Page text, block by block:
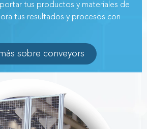
tus productos y materiales de
tus resultados y procesos con
sobre conveyors